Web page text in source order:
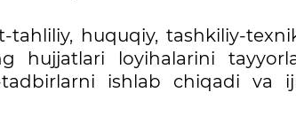
huquqiy, tashkiliy-
hujjatlari loyihalarini
ishlab chiqadi va